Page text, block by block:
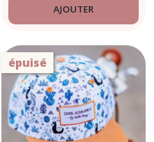
AJOUTER
épuisé